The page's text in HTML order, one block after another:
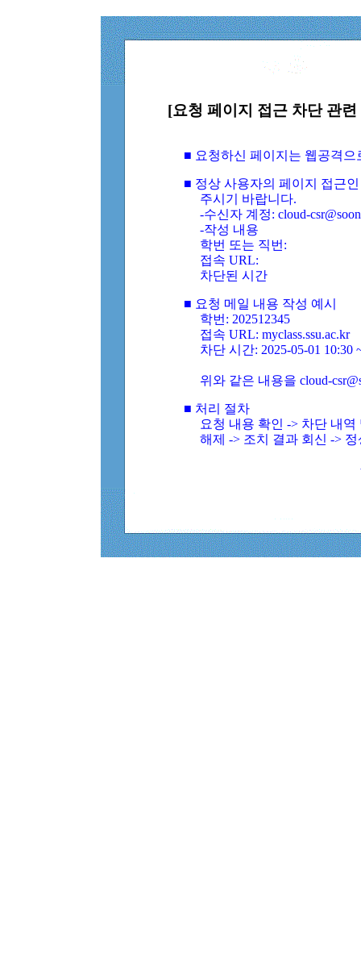
[요청 페이지 접근 차단 관
■ 요청하신 페이지는 웹공격
■ 정상 사용자의 페이지 접근
주시기 바랍니다.
-수신자 계정: cloud-
-작성 내용
학번 또는 직번:
접속 URL:
차단된 시간
■ 요청 메일 내용 작성 예시
학번: 202512345
접속 URL: myclass.ssu.ac.kr
차단 시간: 2025-05-01 10:30
위와 같은 내용을 cloud-
■ 처리 절차
요청 내용 확인 -> 차단 내
해제 -> 조치 결과 회신 ->